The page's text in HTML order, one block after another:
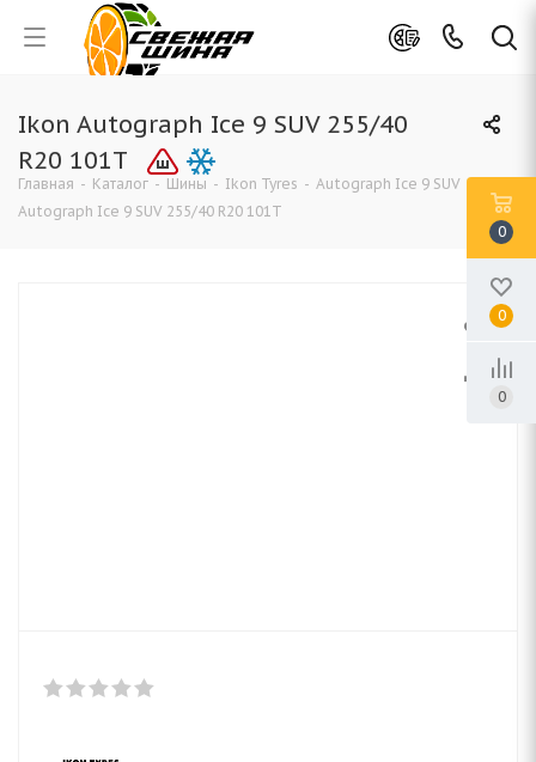
Ikon Autograph Ice 9 SUV 255/40
R20 101T
Главная - Каталог - Шины - Ikon Tyres - Autograph Ice 9 SUV -
Autograph Ice 9 SUV 255/40 R20 101T
0
0
0